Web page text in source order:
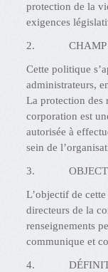
protection de la
exigences
2. CHAMP
Cette politique
administrateurs,
La protection des
corporation est
autorisée à
sein de
3.
L’objectif de
directeurs de la
renseignements
communique et
4.